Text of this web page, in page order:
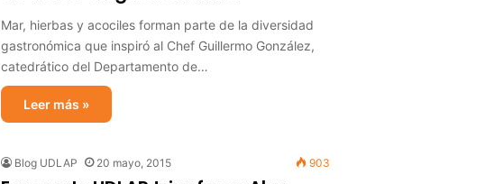
Mar, hierbas y acociles forman parte de la diversidad
gastronómica que inspiró al Chef Guillermo González,
catedrático del Departamento de…
Leer más »
Blog UDLAP 20 mayo, 2015 903